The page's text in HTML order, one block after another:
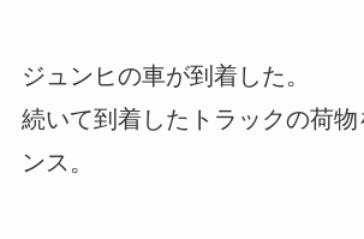
ジュンヒの車が到着した。
続いて到着したトラックの荷
ンス。